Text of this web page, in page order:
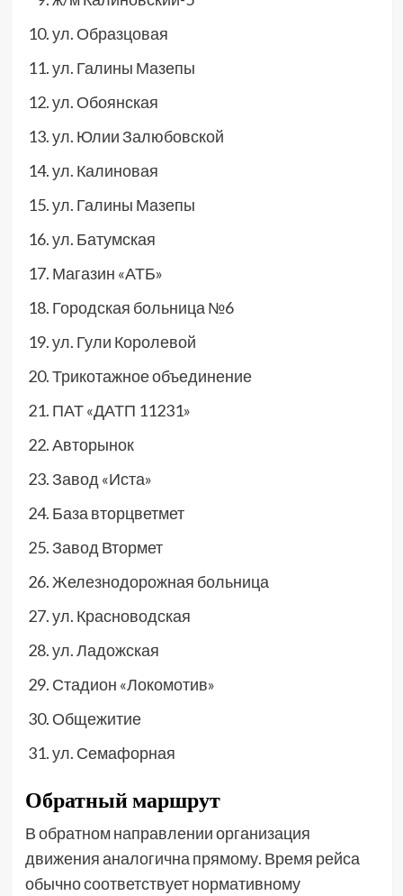
ул. Образцовая
ул. Галины Мазепы
ул. Обоянская
ул. Юлии Залюбовской
ул. Калиновая
ул. Галины Мазепы
ул. Батумская
Магазин «АТБ»
Городская больница №6
ул. Гули Королевой
Трикотажное объединение
ПАТ «ДАТП 11231»
Авторынок
Завод «Иста»
База вторцветмет
Завод Втормет
Железнодорожная больница
ул. Красноводская
ул. Ладожская
Стадион «Локомотив»
Общежитие
ул. Семафорная
Обратный маршрут
В обратном направлении организация
движения аналогична прямому. Время рейса
обычно соответствует нормативному